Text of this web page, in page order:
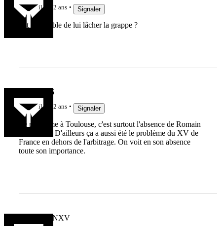
il y a 2 ans Signaler
Est il possible de lui lâcher la grappe ?
Anthony26
il y a 2 ans Signaler
Le problème à Toulouse, c'est surtout l'absence de Romain
N'Tamack. D'ailleurs ça a aussi été le problème du XV de
France en dehors de l'arbitrage. On voit en son absence
toute son importance.
MARCFANXV